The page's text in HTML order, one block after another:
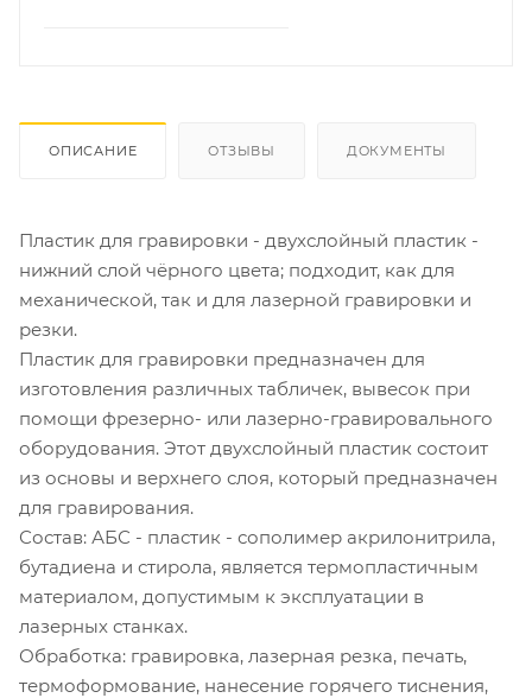
ОПИСАНИЕ ОТЗЫВЫ ДОКУМЕНТЫ
Пластик для гравировки - двухслойный пластик -
нижний слой чёрного цвета; подходит, как для
механической, так и для лазерной гравировки и
резки.
Пластик для гравировки предназначен для
изготовления различных табличек, вывесок при
помощи фрезерно- или лазерно-гравировального
оборудования. Этот двухслойный пластик состоит
из основы и верхнего слоя, который предназначен
для гравирования.
Состав: АБС - пластик - сополимер акрилонитрила,
бутадиена и стирола, является термопластичным
материалом, допустимым к эксплуатации в
лазерных станках.
Обработка: гравировка, лазерная резка, печать,
термоформование, нанесение горячего тиснения,